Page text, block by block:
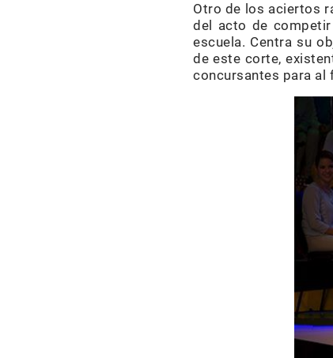
Otro de los aciertos
del acto de competir
escuela. Centra su
de este corte,
concursantes para al